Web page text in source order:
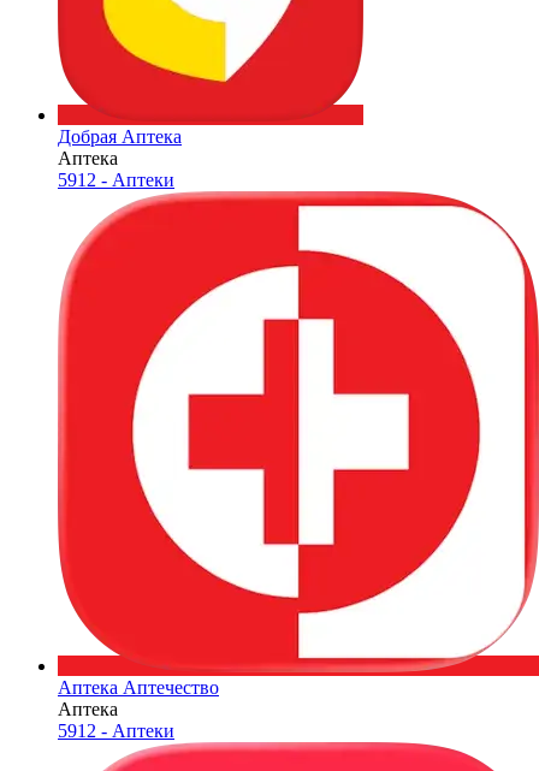
Добрая Аптека
Аптека
5912 - Аптеки
Аптека Аптечество
Аптека
5912 - Аптеки